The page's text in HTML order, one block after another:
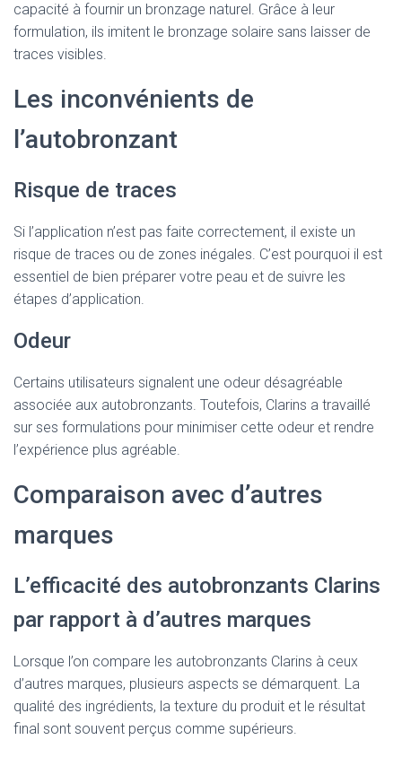
capacité à fournir un bronzage naturel. Grâce à leur
formulation, ils imitent le bronzage solaire sans laisser de
traces visibles.
Les inconvénients de
l’autobronzant
Risque de traces
Si l’application n’est pas faite correctement, il existe un
risque de traces ou de zones inégales. C’est pourquoi il est
essentiel de bien préparer votre peau et de suivre les
étapes d’application.
Odeur
Certains utilisateurs signalent une odeur désagréable
associée aux autobronzants. Toutefois, Clarins a travaillé
sur ses formulations pour minimiser cette odeur et rendre
l’expérience plus agréable.
Comparaison avec d’autres
marques
L’efficacité des autobronzants Clarins
par rapport à d’autres marques
Lorsque l’on compare les autobronzants Clarins à ceux
d’autres marques, plusieurs aspects se démarquent. La
qualité des ingrédients, la texture du produit et le résultat
final sont souvent perçus comme supérieurs.